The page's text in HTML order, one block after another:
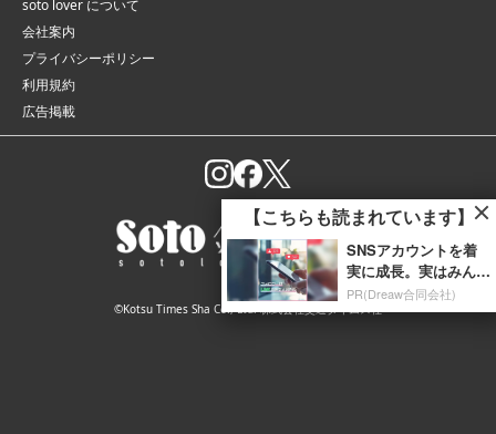
【こちらも読まれています】
SNSアカウントを着
実に成長。実はみんな
ココ使ってます。
PR(Dreaw合同会社)
soto lover について
会社案内
プライバシーポリシー
利用規約
広告掲載
©Kotsu Times Sha Co., Ltd. 株式会社交通タイムス社